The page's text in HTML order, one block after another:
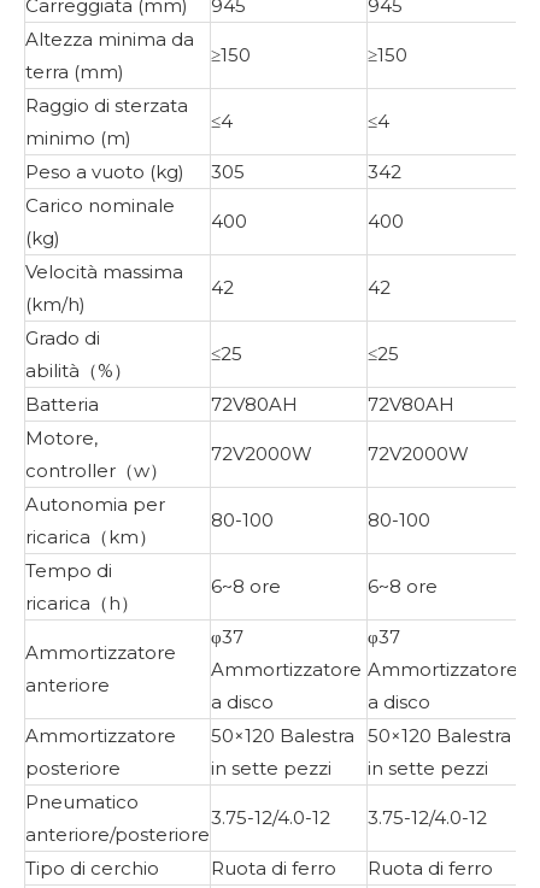
Carreggiata (mm) 945
945
Altezza minima da
terra (mm)
≥150 ≥150
Raggio di sterzata
minimo (m)
≤4 ≤4
Peso a vuoto (kg) 305
342
Carico nominale
(kg)
400 400
Velocità massima
(km/h)
42 42
Grado di
abilità（%）
≤25 ≤25
Batteria 72V80AH
72V80AH
Motore,
controller（w）
72V2000W 72V2000W
Autonomia per
ricarica（km）
80-100 80-100
Tempo di
ricarica（h）
6~8 ore 6~8 ore
Ammortizzatore
anteriore
φ37
Ammortizzatore
a disco
φ37
Ammortizzatore
a disco
Ammortizzatore
posteriore
50×120 Balestra
in sette pezzi
50×120 Balestra
in sette pezzi
Pneumatico
anteriore/posteriore
3.75-12/4.0-12 3.75-12/4.0-12
Tipo di cerchio Ruota di ferro Ruota di ferro